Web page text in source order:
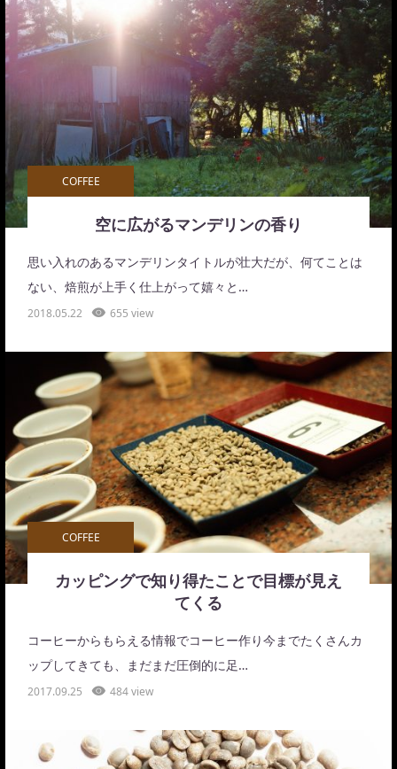
COFFEE
空に広がるマンデリンの香り
思い入れのあるマンデリンタイトルが壮大だが、何てことは
ない、焙煎が上手く仕上がって嬉々と…
2018.05.22 655 view
COFFEE
カッピングで知り得たことで目標が見え
てくる
コーヒーからもらえる情報でコーヒー作り今までたくさんカ
ップしてきても、まだまだ圧倒的に足…
2017.09.25 484 view